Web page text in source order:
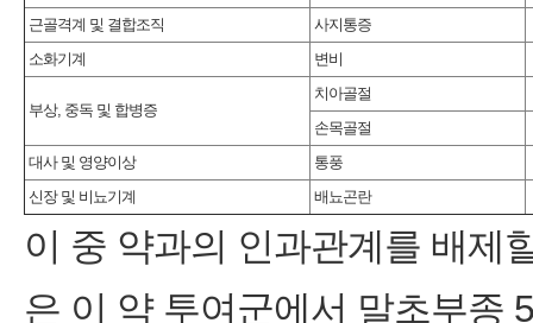
근골격계 및 결합조직
사지통증
소화기계
변비
부상, 중독 및 합병증
치아골절
손목골절
대사 및 영양이상
통풍
신장 및 비뇨기계
배뇨곤란
이 중 약과의 인과관계를 배제
은 이 약 투여군에서 말초부종